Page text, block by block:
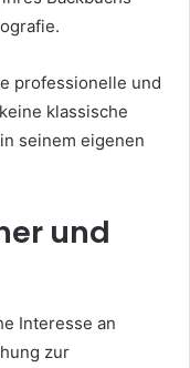
professionelle und
klassische
seinem eigenen
und
Interesse an
zur